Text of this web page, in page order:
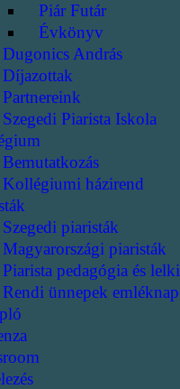
Piár Futár
Évkönyv
Dugonics András
Díjazottak
Partnereink
Szegedi Piarista Iskola
Bemutatkozás
Kollégiumi házirend
Szegedi piaristák
Magyarországi piaristák
Piarista pedagógia és
Rendi ünnepek